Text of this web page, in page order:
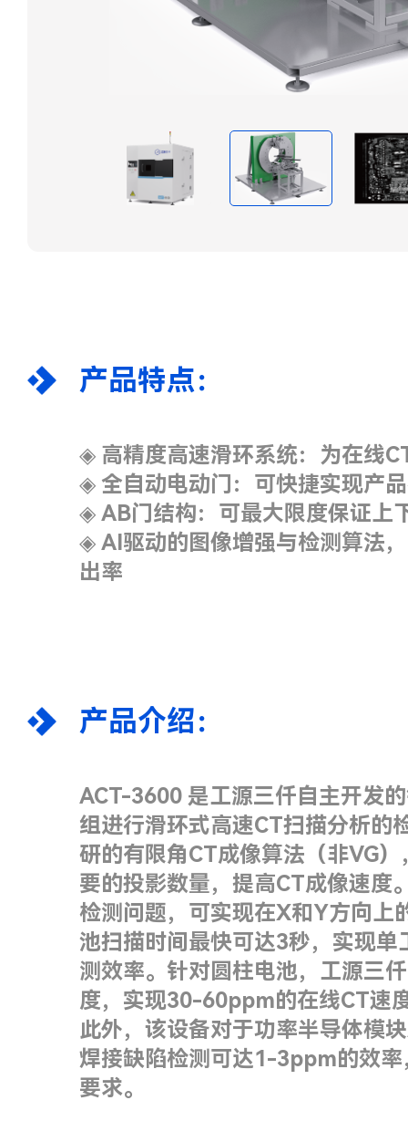
产品特点：
◈ 高精度高速滑环系统：为在线
◈ 全自动电动门：可快捷实现产
◈ AB门结构：可最大限度保证上
◈ AI驱动的图像增强与检测算法
出率
产品介绍：
ACT-3600 是工源三仟自主开发
组进行滑环式高速CT扫描分析的
研的有限角CT成像算法（非VG
要的投影数量，提高CT成像速
检测问题，可实现在X和Y方向上
池扫描时间最快可达3秒，实现
测效率。针对圆柱电池，工源三
度，实现30-60ppm的在线CT速
此外，该设备对于功率半导体模
焊接缺陷检测可达1-3ppm的效
要求。